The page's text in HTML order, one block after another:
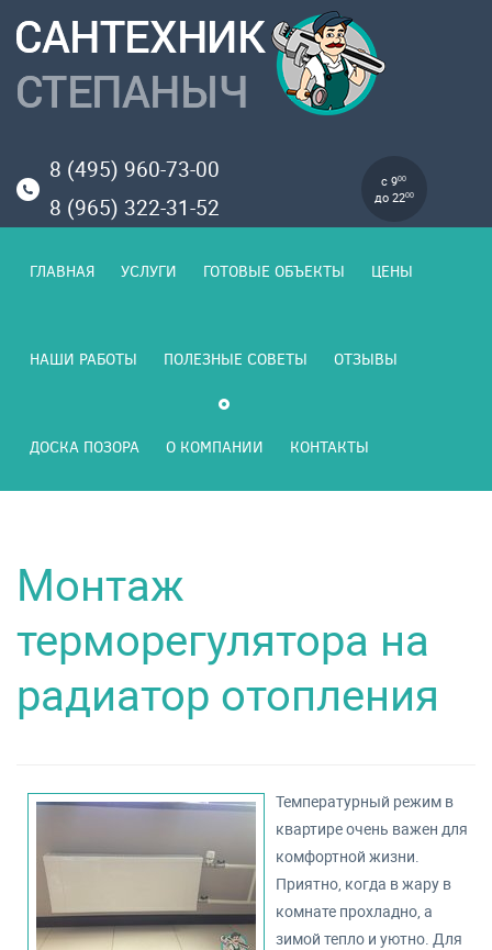
8 (495) 960-73-00
8 (965) 322-31-52
с 900
до 2200
ГЛАВНАЯ УСЛУГИ ГОТОВЫЕ ОБЪЕКТЫ ЦЕНЫ
НАШИ РАБОТЫ ПОЛЕЗНЫЕ СОВЕТЫ ОТЗЫВЫ
ДОСКА ПОЗОРА О КОМПАНИИ КОНТАКТЫ
Монтаж
терморегулятора на
радиатор отопления
Температурный режим в
квартире очень важен для
комфортной жизни.
Приятно, когда в жару в
комнате прохладно, а
зимой тепло и уютно. Для